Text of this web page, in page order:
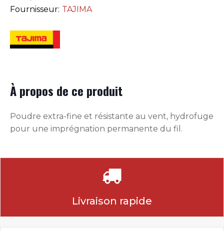
Fournisseur: TAJIMA
À propos de ce produit
Poudre extra-fine et résistante au vent, hydrofuge
pour une imprégnation permanente du fil.
Livraison rapide